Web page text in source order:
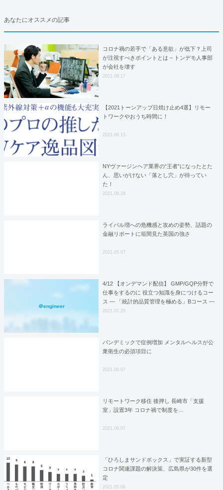
あなたにオススメの記事
コロナ禍の若手で「ある意欲」が低下？上司
が注視すべきポイントとは – トンデモ人事部
が会社を壊す
2021.08.17
【2021トーンアップ日焼け止め4選】リモー
トワークやおうち時間に！
2021.06.13
NYヴァージンヘア業界の“王者”になったとた
ん、思いがけない「落とし穴」が待ってい
た！
2021.09.28
ライバル増への危機感と攻めの姿勢、話題の
金融リポートに垣間見た英国の強さ
2021.05.07
＠engineer
4/12 【オンデマンド配信】 GMP/GQP分野で
仕事をするのに 役立つ知識を身につけるコー
ス — 「統計的品質管理を極める」Bコース ―
2021.07.25
パンデミックで症例増加 メンタルヘルスが公
衆衛生の必須項目に
2021.09.07
リモートワーク移住 後押し 長崎市「支援
室」設置3年 コロナ禍で制度を…
2021.06.07
「ひろしまサンドボックス」で実証する新型
コロナ関連課題の解決策、広島県が30件を選
定
2021.05.06